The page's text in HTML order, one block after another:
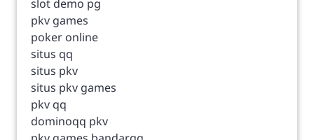
slot demo pg
pkv games
poker online
situs qq
situs pkv
situs pkv games
pkv qq
dominoqq pkv